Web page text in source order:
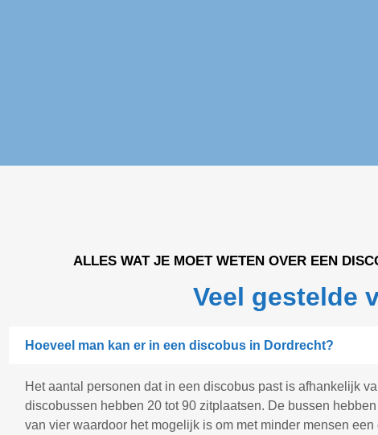
ALLES WAT JE MOET WETEN OVER EEN
Veel gestelde
Hoeveel man kan er in een discobus in Dordrecht?
Het aantal personen dat in een discobus past is afhankelijk
discobussen hebben 20 tot 90 zitplaatsen. De bussen
van vier waardoor het mogelijk is om met minder mensen een